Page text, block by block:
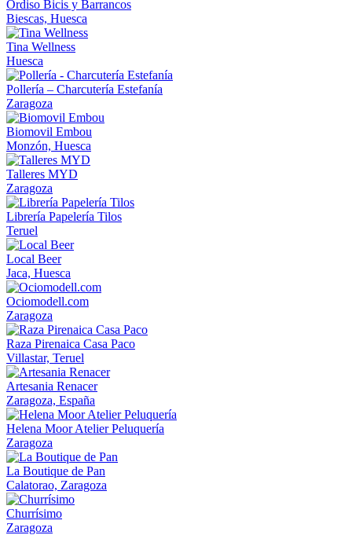
Ordiso Bicis y Barrancos
Biescas, Huesca
Tina Wellness
Huesca
Pollería – Charcutería Estefanía
Zaragoza
Biomovil Embou
Monzón, Huesca
Talleres MYD
Zaragoza
Librería Papelería Tilos
Teruel
Local Beer
Jaca, Huesca
Ociomodell.com
Zaragoza
Raza Pirenaica Casa Paco
Villastar, Teruel
Artesania Renacer
Zaragoza, España
Helena Moor Atelier Peluquería
Zaragoza
La Boutique de Pan
Calatorao, Zaragoza
Churrísimo
Zaragoza